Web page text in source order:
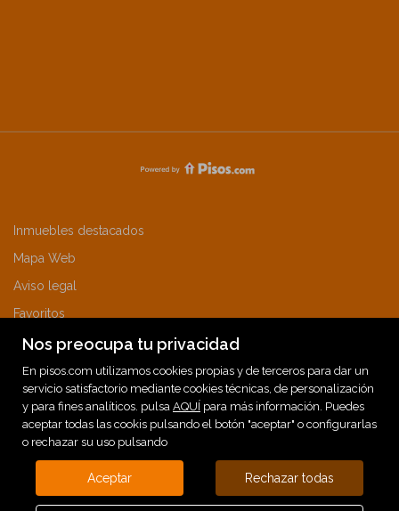
Nos preocupa tu privacidad
En pisos.com utilizamos cookies propias y de terceros para dar un
servicio satisfactorio mediante cookies técnicas, de personalización
y para fines analíticos. pulsa AQUÍ para más información. Puedes
aceptar todas las cookis pulsando el botón "aceptar" o configurarlas
o rechazar su uso pulsando
Aceptar Rechazar todas
Inmuebles destacados
Mapa Web
Aviso legal
Favoritos
Sobre nosotros
Noticias
Política de cookies